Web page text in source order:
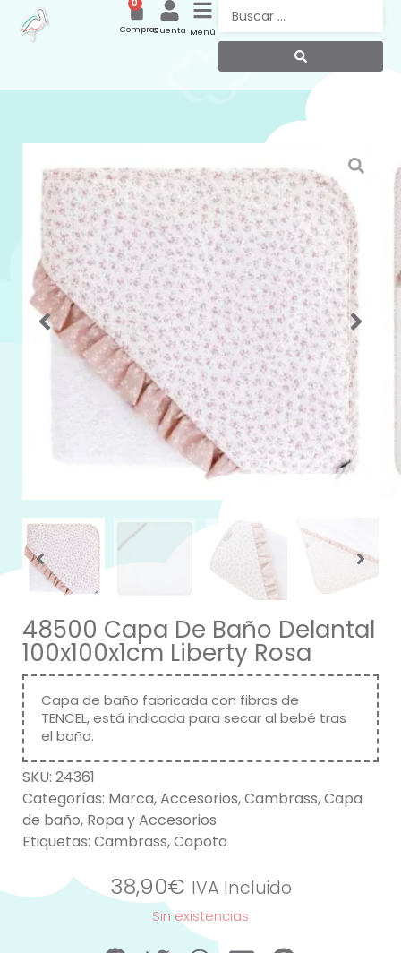
Menú
Cuenta
0
Compras
48500 Capa De Baño Delantal
100x100x1cm Liberty Rosa
Capa de baño fabricada con fibras de
TENCEL, está indicada para secar al bebé tras
el baño.
SKU: 24361
Categorías: Marca,Accesorios,Cambrass,Capa
de baño, Ropa y Accesorios
Etiquetas: Cambrass,Capota
38,90€ IVA Incluido
Sin existencias